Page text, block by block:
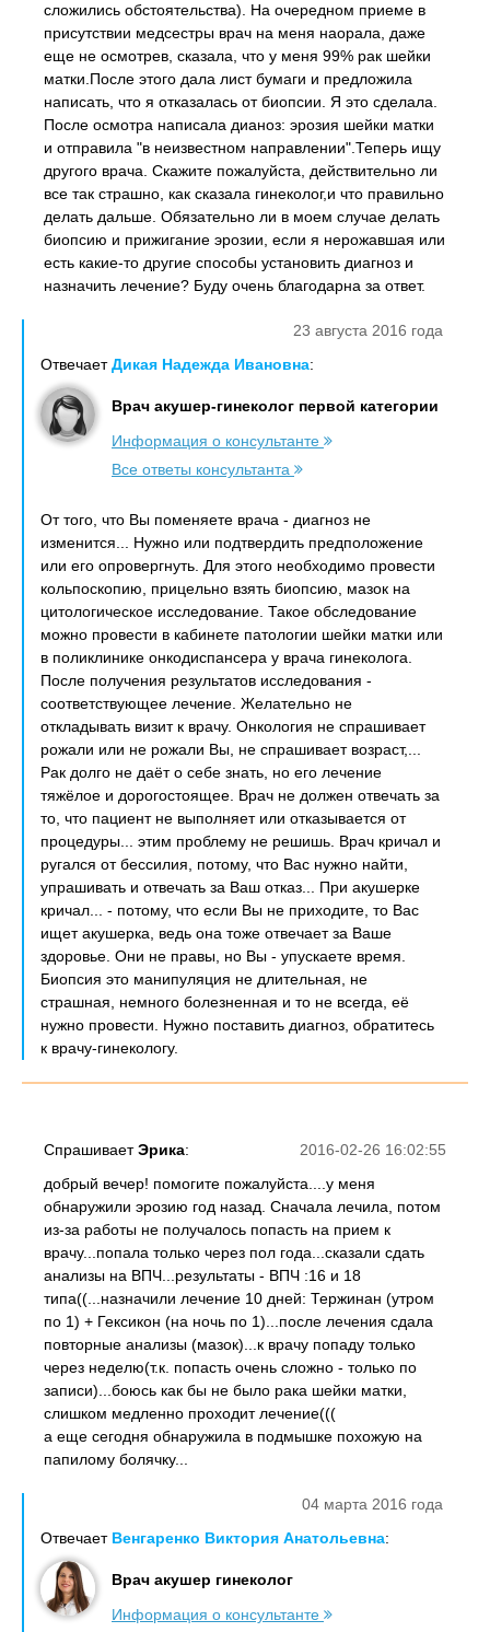
сложились обстоятельства). На очередном приеме в
присутствии медсестры врач на меня наорала, даже
еще не осмотрев, сказала, что у меня 99% рак шейки
матки.После этого дала лист бумаги и предложила
написать, что я отказалась от биопсии. Я это сделала.
После осмотра написала дианоз: эрозия шейки матки
и отправила "в неизвестном направлении".Теперь ищу
другого врача. Скажите пожалуйста, действительно ли
все так страшно, как сказала гинеколог,и что правильно
делать дальше. Обязательно ли в моем случае делать
биопсию и прижигание эрозии, если я нерожавшая или
есть какие-то другие способы установить диагноз и
назначить лечение? Буду очень благодарна за ответ.
23 августа 2016 года
ОтвечаетДикая Надежда Ивановна:
Врач акушер-гинеколог первой категории
Информация о консультанте
Все ответы консультанта
От того, что Вы поменяете врача - диагноз не
изменится... Нужно или подтвердить предположение
или его опровергнуть. Для этого необходимо провести
кольпоскопию, прицельно взять биопсию, мазок на
цитологическое исследование. Такое обследование
можно провести в кабинете патологии шейки матки или
в поликлинике онкодиспансера у врача гинеколога.
После получения результатов исследования -
соответствующее лечение. Желательно не
откладывать визит к врачу. Онкология не спрашивает
рожали или не рожали Вы, не спрашивает возраст,...
Рак долго не даёт о себе знать, но его лечение
тяжёлое и дорогостоящее. Врач не должен отвечать за
то, что пациент не выполняет или отказывается от
процедуры... этим проблему не решишь. Врач кричал и
ругался от бессилия, потому, что Вас нужно найти,
упрашивать и отвечать за Ваш отказ... При акушерке
кричал... - потому, что если Вы не приходите, то Вас
ищет акушерка, ведь она тоже отвечает за Ваше
здоровье. Они не правы, но Вы - упускаете время.
Биопсия это манипуляция не длительная, не
страшная, немного болезненная и то не всегда, её
нужно провести. Нужно поставить диагноз, обратитесь
к врачу-гинекологу.
2016-02-26 16:02:55
СпрашиваетЭрика:
добрый вечер! помогите пожалуйста....у меня
обнаружили эрозию год назад. Сначала лечила, потом
из-за работы не получалось попасть на прием к
врачу...попала только через пол года...сказали сдать
анализы на ВПЧ...результаты - ВПЧ :16 и 18
типа((...назначили лечение 10 дней: Тержинан (утром
по 1) + Гексикон (на ночь по 1)...после лечения сдала
повторные анализы (мазок)...к врачу попаду только
через неделю(т.к. попасть очень сложно - только по
записи)...боюсь как бы не было рака шейки матки,
слишком медленно проходит лечение(((
а еще сегодня обнаружила в подмышке похожую на
папилому болячку...
04 марта 2016 года
Отвечает Венгаренко Виктория Анатольевна:
Врач акушер гинеколог
Информация о консультанте